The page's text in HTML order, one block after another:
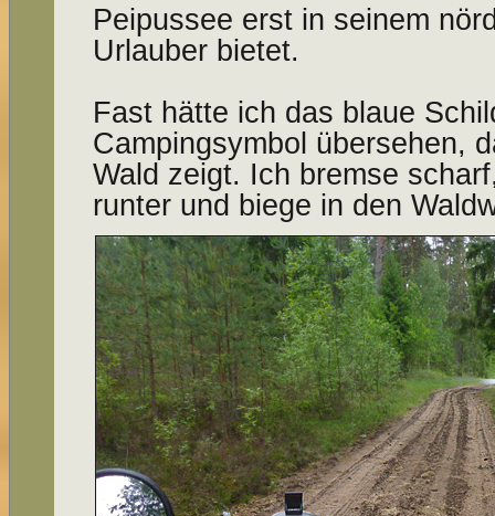
Peipussee erst in seinem
Urlauber bietet.
Fast hätte ich das blaue
Campingsymbol übersehen,
Wald zeigt. Ich bremse
runter und biege in den